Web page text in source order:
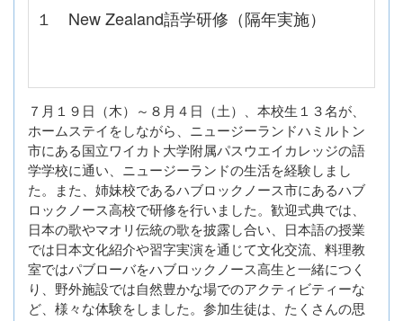
１ New Zealand語学研修（隔年実施）
７月１９日（木）～８月４日（土）、本校生１３名が、
ホームステイをしながら、ニュージーランドハミルトン
市にある国立ワイカト大学附属パスウエイカレッジの語
学学校に通い、ニュージーランドの生活を経験しまし
た。また、姉妹校であるハブロックノース市にあるハブ
ロックノース高校で研修を行いました。歓迎式典では、
日本の歌やマオリ伝統の歌を披露し合い、日本語の授業
では日本文化紹介や習字実演を通じて文化交流、料理教
室ではパブローバをハブロックノース高生と一緒につく
り、野外施設では自然豊かな場でのアクティビティーな
ど、様々な体験をしました。参加生徒は、たくさんの思